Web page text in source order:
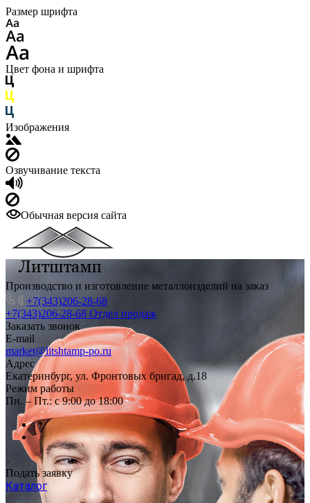
Размер шрифта
Цвет фона и шрифта
Изображения
Озвучивание текста
Обычная версия сайта
Производство и изготовление металлоизделий на заказ
+7(343)206-28-68
+7(343)206-28-68 Отдел продаж
Заказать звонок
E-mail
market@litshtamp-po.ru
Адрес
Екатеринбург, ул. Фронтовых бригад, д.18
Режим работы
Пн. – Пт.: с 9:00 до 18:00
Подать заявку
Каталог